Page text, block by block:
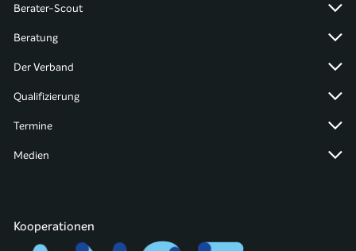
Berater-Scout
Beratung
Der Verband
Qualifizierung
Termine
Medien
Kooperationen